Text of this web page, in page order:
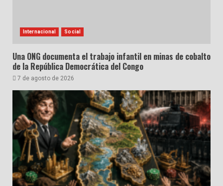
Internacional Social
Una ONG documenta el trabajo infantil en minas de cobalto
de la República Democrática del Congo
7 de agosto de 2026